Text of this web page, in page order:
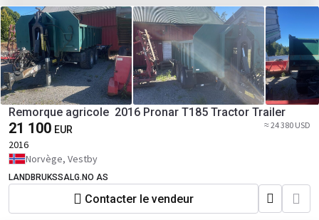
Remorque agricole 2016 Pronar T185 Tractor Trailer
21 100 EUR ≈ 24 380 USD
2016
Norvège, Vestby
LANDBRUKSSALG.NO AS
Contacter le vendeur